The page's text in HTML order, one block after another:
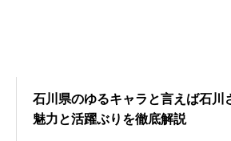
石川県のゆるキャラと言えば石川
魅力と活躍ぶりを徹底解説